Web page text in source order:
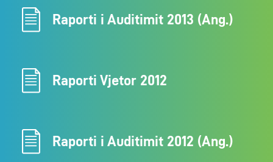
Raporti i Auditimit 2013 (Ang.)
Raporti Vjetor 2012
Raporti i Auditimit 2012 (Ang.)